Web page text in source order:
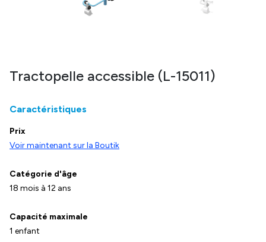
Tractopelle accessible (L-15011)
Caractéristiques
Prix
Voir maintenant sur la Boutik
Catégorie d'âge
18 mois à 12 ans
Capacité maximale
1 enfant